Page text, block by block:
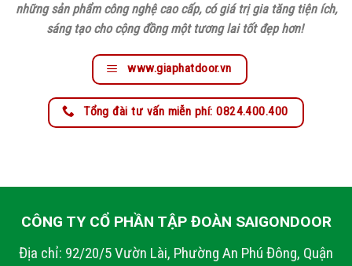
những sản phẩm công nghệ cao cấp, có giá trị gia tăng tiện ích,
sáng tạo cho cộng đồng một tương lai tốt đẹp hơn!
www.giaphatdoor.vn
Tổng đài tư vấn miễn phí: 0824.400.400
CÔNG TY CỔ PHẦN TẬP ĐOÀN SAIGONDOOR
Địa chỉ: 92/20/5 Vườn Lài, Phường An Phú Đông, Quận